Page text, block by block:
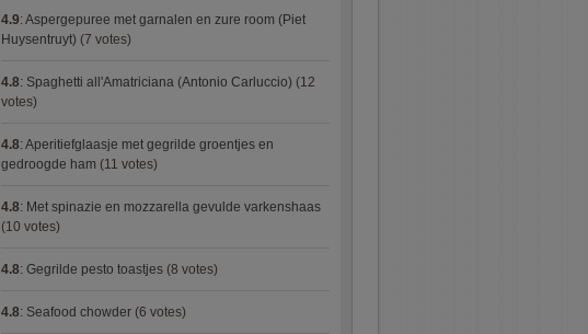
4.9: Aspergepuree met garnalen en zure room (Piet
Huysentruyt) (7 votes)
4.8: Spaghetti all'Amatriciana (Antonio Carluccio) (12
votes)
4.8: Aperitiefglaasje met gegrilde groentjes en
gedroogde ham (11 votes)
4.8: Met spinazie en mozzarella gevulde varkenshaas
(10 votes)
4.8: Gegrilde pesto toastjes (8 votes)
4.8: Seafood chowder (6 votes)